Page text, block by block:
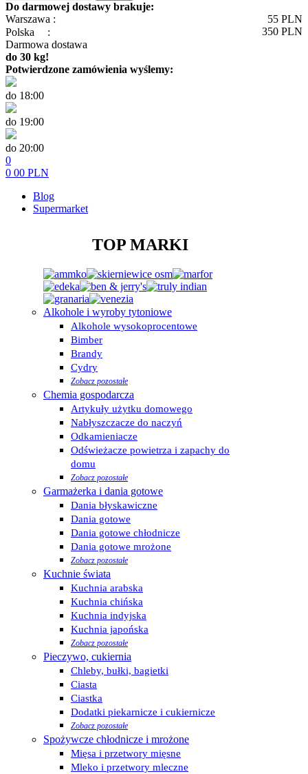
Do darmowej dostawy brakuje:
Warszawa :
55 PLN
Polska
: 350 PLN
Darmowa dostawa
do 30 kg!
Potwierdzone zamówienia wyślemy:
do 18:00
do 19:00
do 20:00
0
0 00 PLN
Blog
Supermarket
TOP MARKI
Alkohole i wyroby tytoniowe
Alkohole wysokoprocentowe
Bimber
Brandy
Cydry
Zobacz pozostałe
Chemia gospodarcza
Artykuły użytku domowego
Nabłyszczacze do naczyń
Odkamieniacze
Odświeżacze powietrza i zapachy do
domu
Zobacz pozostałe
Garmażerka i dania gotowe
Dania błyskawiczne
Dania gotowe
Dania gotowe chłodnicze
Dania gotowe mrożone
Zobacz pozostałe
Kuchnie świata
Kuchnia arabska
Kuchnia chińska
Kuchnia indyjska
Kuchnia japońska
Zobacz pozostałe
Pieczywo, cukiernia
Chleby, bułki, bagietki
Ciasta
Ciastka
Dodatki piekarnicze i cukiernicze
Zobacz pozostałe
Spożywcze chłodnicze i mrożone
Mięsa i przetwory mięsne
Mleko i przetwory mleczne